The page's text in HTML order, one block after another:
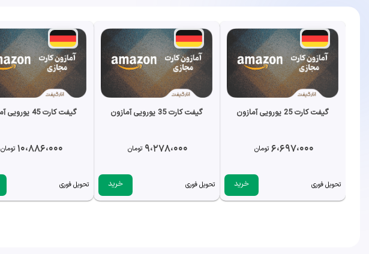
گیفت کارت 25 یورویی آمازون
6،697،000 تومان
تحویل فوری خرید
گیفت کارت 35 یورویی آمازون
9،278،000 تومان
تحویل فوری خرید
گیفت کارت 45 یورویی آمازون
10،886،000 تومان
تحویل فوری